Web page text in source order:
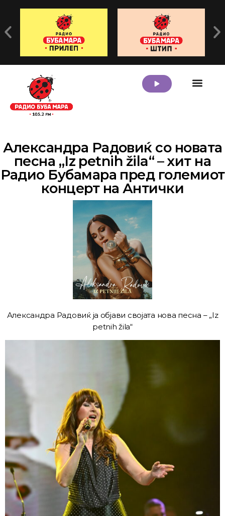
Александра Радовиќ со новата
песна „Iz petnih žila“ – хит на
Радио Бубамара пред големиот
концерт на Антички
Александра Радовиќ ја објави својата нова песна – „Iz
petnih žila“